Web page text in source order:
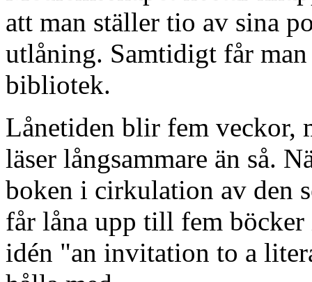
att man ställer tio av sina
utlåning. Samtidigt får
bibliotek.
Lånetiden blir fem veckor,
läser långsammare än så.
boken i cirkulation av den
får låna upp till fem
idén "an invitation to a